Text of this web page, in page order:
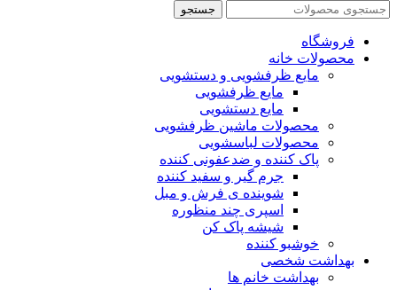
جستجو
فروشگاه
محصولات خانه
مایع ظرفشویی و دستشویی
مایع ظرفشویی
مایع دستشویی
محصولات ماشین ظرفشویی
محصولات لباسشویی
پاک کننده و ضدعفونی کننده
جرم گیر و سفید کننده
شوینده ی فرش و مبل
اسپری چند منظوره
شیشه پاک کن
خوشبو کننده
بهداشت شخصی
بهداشت خانم ها